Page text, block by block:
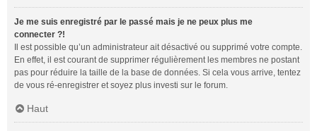
Je me suis enregistré par le passé mais je ne peux plus me
connecter ?!
Il est possible qu’un administrateur ait désactivé ou supprimé votre compte.
En effet, il est courant de supprimer régulièrement les membres ne postant
pas pour réduire la taille de la base de données. Si cela vous arrive, tentez
de vous ré-enregistrer et soyez plus investi sur le forum.
Haut